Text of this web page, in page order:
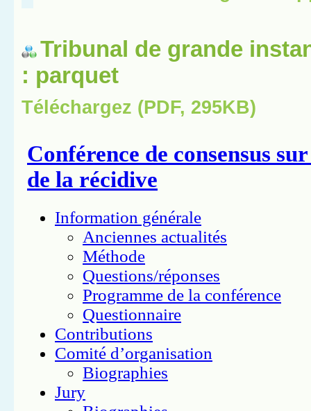
Tribunal de grande
: parquet
Téléchargez (PDF, 295KB)